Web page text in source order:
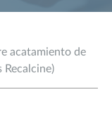
acatamiento de
Recalcine)